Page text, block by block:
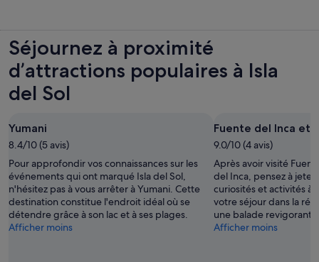
Séjournez à proximité
d’attractions populaires à Isla
del Sol
Yumani
8.4/10 (5 avis)
Pour approfondir vos connaissances sur les
événements qui ont marqué Isla del Sol,
n'hésitez pas à vous arrêter à Yumani. Cette
destination constitue l'endroit idéal où se
détendre grâce à son lac et à ses plages.
Afficher moins
Fuente del Inca et
9.0/10 (4 avis)
Après avoir visité
del Inca, pensez à
curiosités et activités à
votre séjour dans la
une balade
Afficher moins